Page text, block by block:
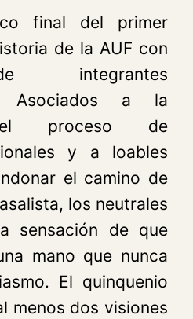
final del primer
de la AUF con
integrantes
Asociados a la
proceso de
y a loables
el camino de
los neutrales
sensación de que
mano que nunca
El quinquenio
menos dos visiones